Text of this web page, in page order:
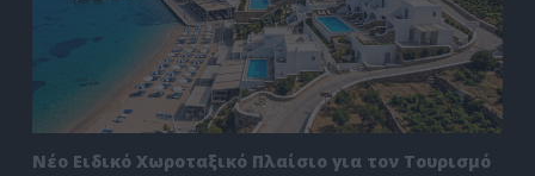
Νέο Ειδικό Χωροταξικό Πλαίσιο για τον Τουρισμό